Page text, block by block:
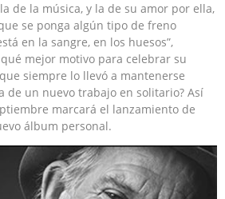
de la música, y la de su amor por ella,
se ponga algún tipo de freno
en la sangre, en los huesos”,
mejor motivo para celebrar su
siempre lo llevó a mantenerse
de un nuevo trabajo en solitario? Así
marcará el lanzamiento de
álbum personal.